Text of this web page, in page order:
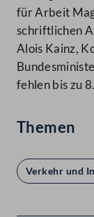
für Arbeit
schriftlichen
Alois Kainz,
fehlen bis zu
Themen
Verkehr und